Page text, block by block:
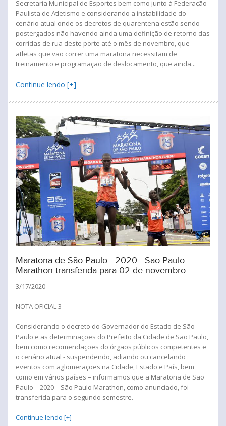
Secretaria Municipal de Esportes bem como junto à Federação
Paulista de Atletismo e considerando a instabilidade do
cenário atual onde os decretos de quarentena estão sendo
postergados não havendo ainda uma definição de retorno das
corridas de rua deste porte até o mês de novembro, que
atletas que vão correr uma maratona necessitam de
treinamento e programação de deslocamento, que ainda...
Continue lendo [+]
Maratona de São Paulo - 2020 - Sao Paulo
Marathon transferida para 02 de novembro
3/17/2020
NOTA OFICIAL 3
Considerando o decreto do Governador do Estado de São
Paulo e as determinações do Prefeito da Cidade de São Paulo,
bem como recomendações do órgãos públicos competentes e
o cenário atual - suspendendo, adiando ou cancelando
eventos com aglomerações na Cidade, Estado e País, bem
como em vários países – informamos que a Maratona de São
Paulo – 2020 – São Paulo Marathon, como anunciado, foi
transferida para o segundo semestre.
Continue lendo [+]